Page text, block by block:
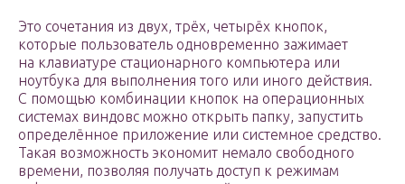
Это сочетания из двух, трёх, четырёх кнопок,
которые пользователь одновременно зажимает
на клавиатуре стационарного компьютера или
ноутбука для выполнения того или иного действия.
С помощью комбинации кнопок на операционных
системах виндовс можно открыть папку, запустить
определённое приложение или системное средство.
Такая возможность экономит немало свободного
времени, позволяя получать доступ к режимам